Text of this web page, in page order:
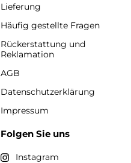
Lieferung
Häufig gestellte Fragen
Rückerstattung und
Reklamation
AGB
Datenschutzerklärung
Impressum
Folgen Sie uns
Instagram